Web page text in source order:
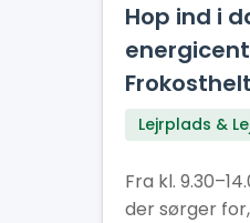
Hop ind i
Lejrplads &
Fra kl.
der sørger